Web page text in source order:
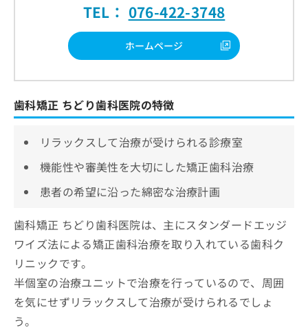
TEL： 076-422-3748
ホームページ
歯科矯正 ちどり歯科医院の特徴
リラックスして治療が受けられる診療室
機能性や審美性を大切にした矯正歯科治療
患者の希望に沿った綿密な治療計画
歯科矯正 ちどり歯科医院は、主にスタンダードエッジ
ワイズ法による矯正歯科治療を取り入れている歯科ク
リニックです。
半個室の治療ユニットで治療を行っているので、周囲
を気にせずリラックスして治療が受けられるでしょ
う。